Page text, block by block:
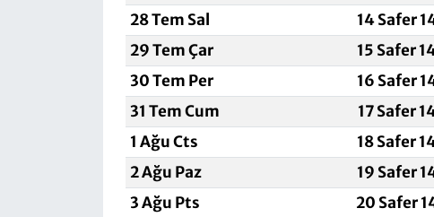
28 Tem Sal
14 Safer
29 Tem Çar
15 Safer
30 Tem Per
16 Safer
31 Tem Cum
17 Safer
1 Ağu Cts
18 Safer
2 Ağu Paz
19 Safer
3 Ağu Pts
20 Safer